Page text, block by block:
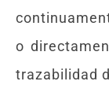
o
trazabilidad